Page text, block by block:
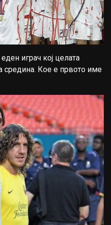
играч кој целата
средина. Кое е првото име